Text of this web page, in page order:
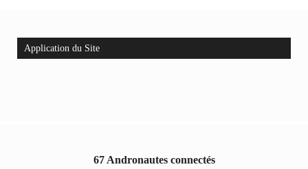
Application du Site
67 Andronautes connectés